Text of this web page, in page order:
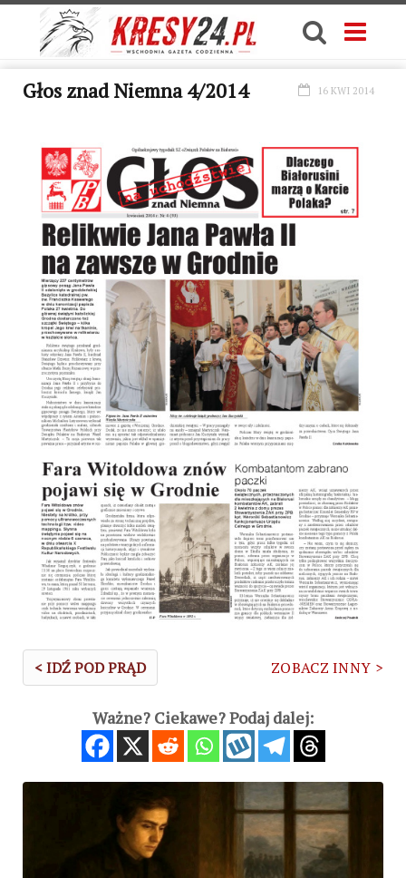
Głos znad Niemna 4/2014 16 KWI 2014
< IDŹ POD PRĄD ZOBACZ INNY >
Ważne? Ciekawe? Podaj dalej: